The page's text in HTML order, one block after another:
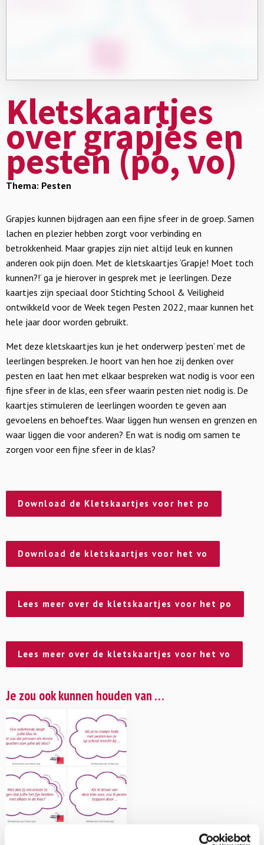
Kletskaartjes
over grapjes en
pesten (po, vo)
Thema: Pesten
Grapjes kunnen bijdragen aan een fijne sfeer in de groep. Samen
lachen en plezier hebben zorgt voor verbinding en
betrokkenheid. Maar grapjes zijn niet altijd leuk en kunnen
anderen ook pijn doen. Met de kletskaartjes ‘Grapje! Moet toch
kunnen?!’ ga je hierover in gesprek met je leerlingen. Deze
kaartjes zijn speciaal door Stichting School & Veiligheid
ontwikkeld voor de Week tegen Pesten 2022, maar kunnen het
hele jaar door worden gebruikt.
Met deze kletskaartjes kun je het onderwerp ‘pesten’ met de
leerlingen bespreken. Je hoort van hen hoe zij denken over
pesten en laat hen met elkaar bespreken wat nodig is voor een
fijne sfeer in de klas, een sfeer waarin pesten niet nodig is. De
kaartjes stimuleren de leerlingen woorden te geven aan
gevoelens en behoeftes. Waar liggen hun wensen en grenzen en
waar liggen die voor anderen? En wat is nodig om samen te
zorgen voor een fijne sfeer in de klas?
Download de Kletskaartjes voor het po
Download de kletskaartjes voor het vo
Lees meer over de kletskaartjes voor het po
Lees meer over de kletskaartjes voor het vo
Je zou ook kunnen houden van …